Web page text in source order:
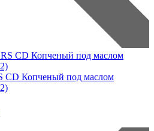
CD Копченый под маслом